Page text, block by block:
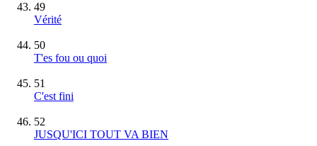
49
Vérité
50
T'es fou ou quoi
51
C'est fini
52
JUSQU'ICI TOUT VA BIEN